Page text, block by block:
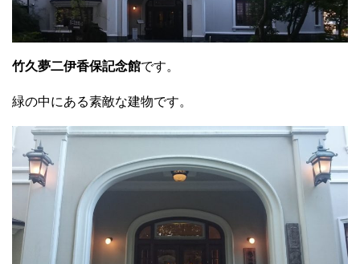
竹久夢二伊香保記念館です。
緑の中にある素敵な建物です。